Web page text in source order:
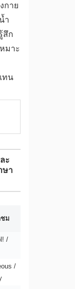
กาย
ำ
สึก
มาะ
ทน
ะ
ษา
ชม
/
/